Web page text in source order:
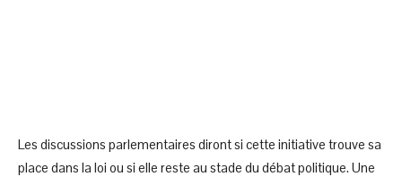
Les discussions parlementaires diront si cette initiative trouve sa
place dans la loi ou si elle reste au stade du débat politique. Une